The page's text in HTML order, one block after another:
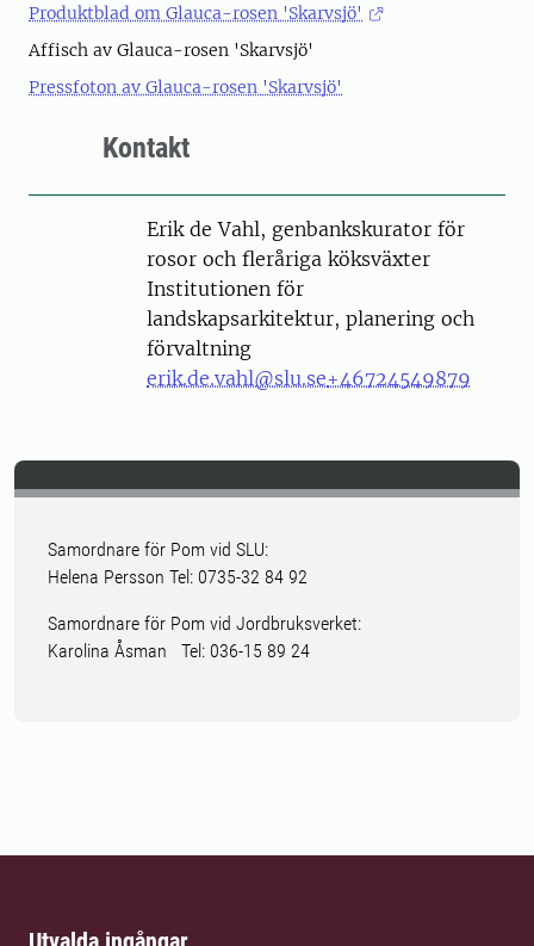
Produktblad om Glauca-rosen 'Skarvsjö'
Affisch av Glauca-rosen 'Skarvsjö'
Pressfoton av Glauca-rosen 'Skarvsjö'
Kontakt
PersonErik de Vahl, genbankskurator för
rosor och fleråriga köksväxter
Institutionen för
landskapsarkitektur, planering och
förvaltning
erik.de.vahl@slu.se+46724549879
Samordnare för Pom vid SLU:
Helena Persson Tel: 0735-32 84 92
Samordnare för Pom vid Jordbruksverket:
Karolina Åsman Tel: 036-15 89 24